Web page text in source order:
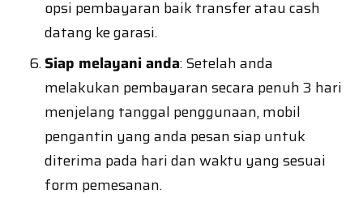
opsi pembayaran baik transfer atau cash
datang ke garasi.
Siap melayani anda: Setelah anda
melakukan pembayaran secara penuh 3 hari
menjelang tanggal penggunaan, mobil
pengantin yang anda pesan siap untuk
diterima pada hari dan waktu yang sesuai
form pemesanan.